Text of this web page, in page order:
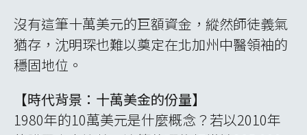
沒有這筆十萬美元的巨額資金，縱然師徒義氣
猶存，沈明琛也難以奠定在北加州中醫領袖的
穩固地位。
【時代背景：十萬美金的份量】
1980年的10萬美元是什麼概念？若以2010年